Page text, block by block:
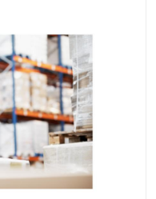
管理系统
码系统
造业ERP系统
具厂erp系统
胶厂erp系统